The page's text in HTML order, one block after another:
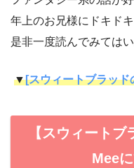
年上のお兄様にドキド
是非一度読んでみては
▼[スウィートブラッド
【スウィート
Mee